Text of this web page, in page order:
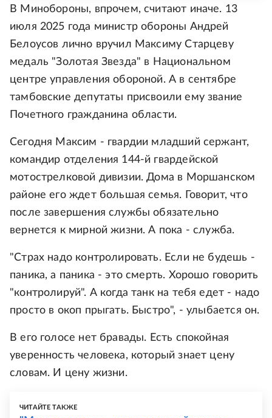
В Минобороны, впрочем, считают иначе. 13
июля 2025 года министр обороны Андрей
Белоусов лично вручил Максиму Старцеву
медаль "Золотая Звезда" в Национальном
центре управления обороной. А в сентябре
тамбовские депутаты присвоили ему звание
Почетного гражданина области.
Сегодня Максим - гвардии младший сержант,
командир отделения 144-й гвардейской
мотострелковой дивизии. Дома в Моршанском
районе его ждет большая семья. Говорит, что
после завершения службы обязательно
вернется к мирной жизни. А пока - служба.
"Страх надо контролировать. Если не будешь -
паника, а паника - это смерть. Хорошо говорить
"контролируй". А когда танк на тебя едет - надо
просто в окоп прыгать. Быстро", - улыбается он.
В его голосе нет бравады. Есть спокойная
уверенность человека, который знает цену
словам. И цену жизни.
ЧИТАЙТЕ ТАКЖЕ